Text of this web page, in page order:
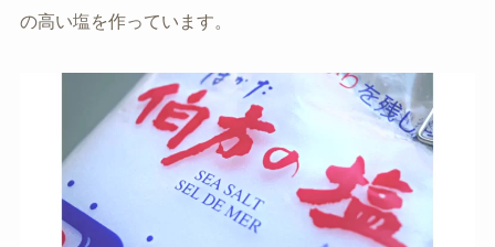
の高い塩を作っています。